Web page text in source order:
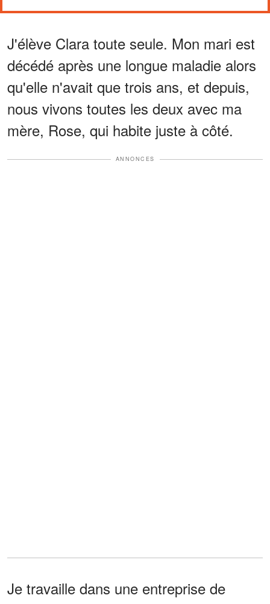
J'élève Clara toute seule. Mon mari est
décédé après une longue maladie alors
qu'elle n'avait que trois ans, et depuis,
nous vivons toutes les deux avec ma
mère, Rose, qui habite juste à côté.
ANNONCES
Je travaille dans une entreprise de